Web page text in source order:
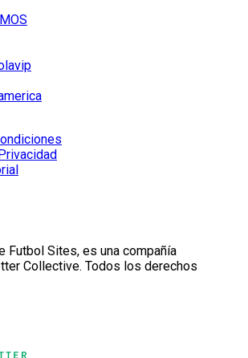
Futbol Sites, es una compañía
Collective. Todos los derechos